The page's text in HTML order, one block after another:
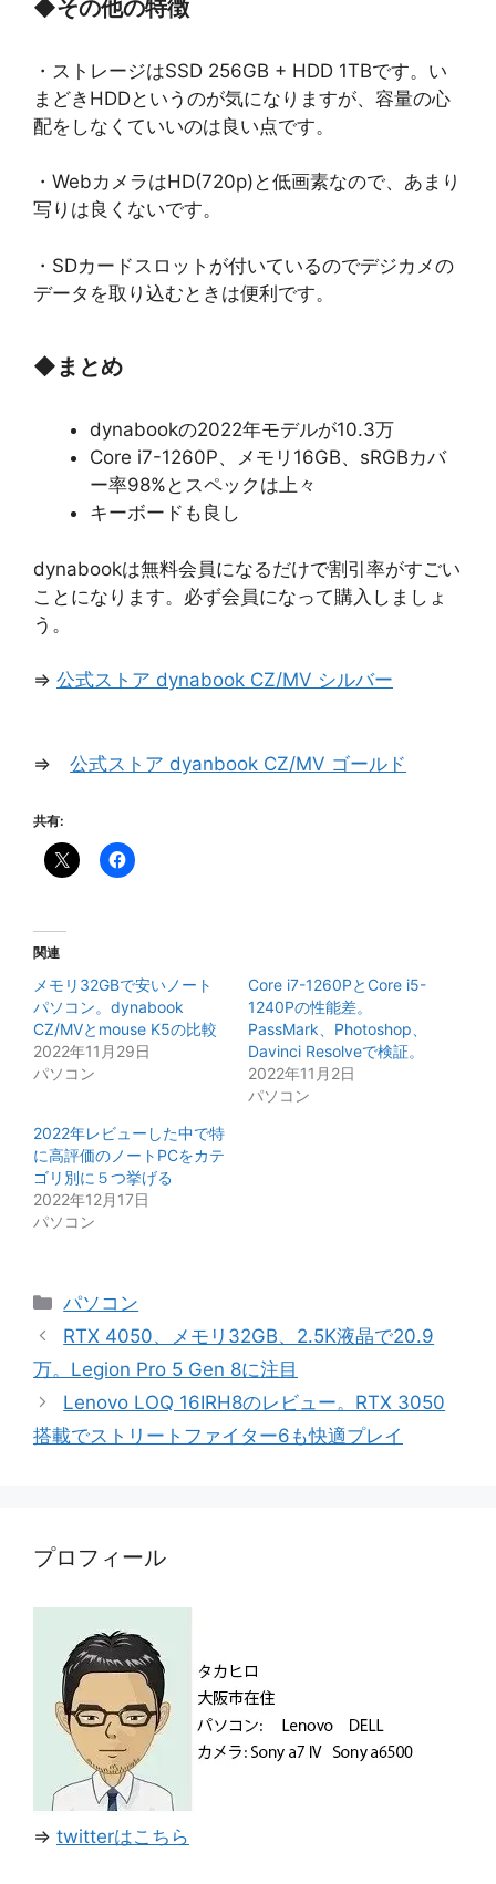
◆その他の特徴
・ストレージはSSD 256GB + HDD 1TBです。い
まどきHDDというのが気になりますが、容量の心
配をしなくていいのは良い点です。
・WebカメラはHD(720p)と低画素なので、あまり
写りは良くないです。
・SDカードスロットが付いているのでデジカメの
データを取り込むときは便利です。
◆まとめ
dynabookの2022年モデルが10.3万
Core i7-1260P、メモリ16GB、sRGBカバ
ー率98%とスペックは上々
キーボードも良し
dynabookは無料会員になるだけで割引率がすごい
ことになります。必ず会員になって購入しましょ
う。
⇒ 公式ストア dynabook CZ/MV シルバー
⇒ 公式ストア dyanbook CZ/MV ゴールド
共有:
関連
メモリ32GBで安いノート
パソコン。dynabook
CZ/MVとmouse K5の比較
2022年11月29日
パソコン
Core i7-1260PとCore i5-
1240Pの性能差。
PassMark、Photoshop、
Davinci Resolveで検証。
2022年11月2日
パソコン
2022年レビューした中で特
に高評価のノートPCをカテ
ゴリ別に５つ挙げる
2022年12月17日
パソコン
カ
テ
リ
ー
パソコン
RTX 4050、メモリ32GB、2.5K液晶で20.9
万。Legion Pro 5 Gen 8に注目
Lenovo LOQ 16IRH8のレビュー。RTX 3050
搭載でストリートファイター6も快適プレイ
プロフィール
⇒ twitterはこちら